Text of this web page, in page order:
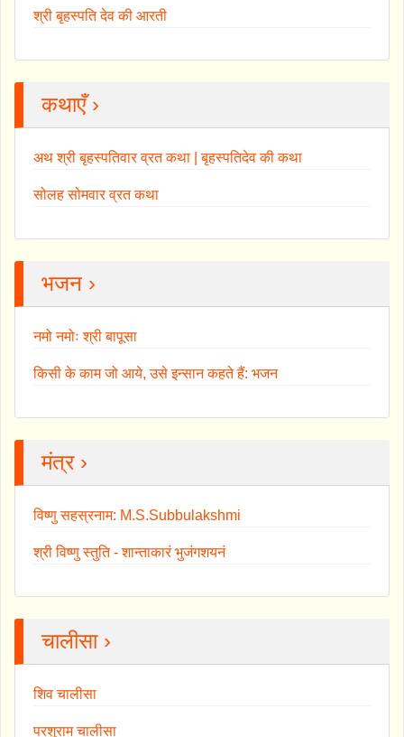
श्री बृहस्पति देव की आरती
कथाएँ ›
अथ श्री बृहस्पतिवार व्रत कथा | बृहस्पतिदेव की कथा
सोलह सोमवार व्रत कथा
भजन ›
नमो नमोः श्री बापूसा
किसी के काम जो आये, उसे इन्सान कहते हैं: भजन
मंत्र ›
विष्णु सहस्रनाम: M.S.Subbulakshmi
श्री विष्णु स्तुति - शान्ताकारं भुजंगशयनं
चालीसा ›
शिव चालीसा
परशुराम चालीसा